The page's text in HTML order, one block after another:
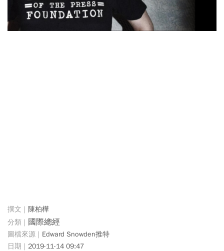
陳柏樺
國際總經
Edward Snowden推特
2019-11-14 09:47